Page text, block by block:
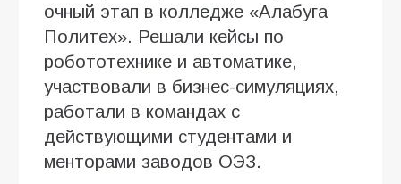
очный этап в колледже «Алабуга
Политех». Решали кейсы по
робототехнике и автоматике,
участвовали в бизнес-симуляциях,
работали в командах с
действующими студентами и
менторами заводов ОЭЗ.